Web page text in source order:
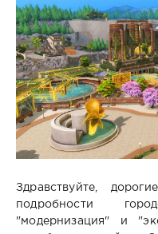
Здравствуйте,
подробности
"модернизация" и